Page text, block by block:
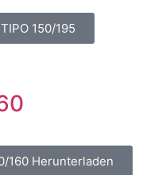
150/195
160 Herunterladen